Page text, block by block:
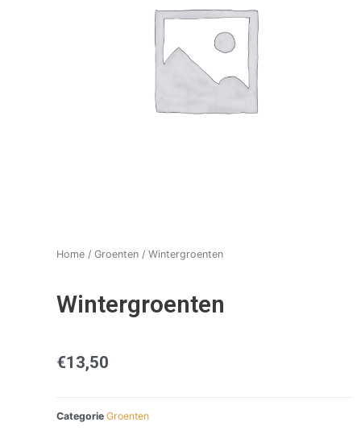
Home / Groenten / Wintergroenten
Wintergroenten
€13,50
Categorie Groenten